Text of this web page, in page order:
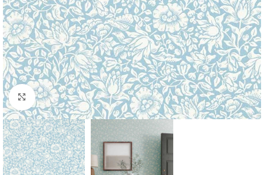
Forstørr bilde